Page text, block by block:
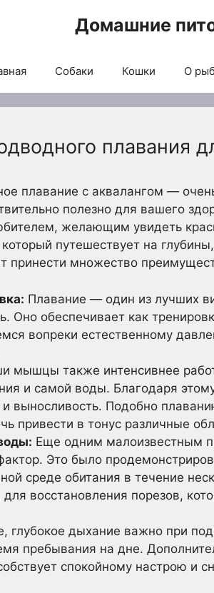
Домашние
Собаки Кошки О
плавания
плавание с аквалангом —
полезно для вашего
желающим увидеть
путешествует на
принести множество
Плавание — один из лучших
Оно обеспечивает как
вопреки естественному
мышцы также интенсивнее
и самой воды. Благодаря
и выносливость. Подобно
привести в тонус различные
Еще одним малоизвестным
Это было
среде обитания в течение
для восстановления порезов,
глубокое дыхание важно при
пребывания на дне.
спокойному настрою и